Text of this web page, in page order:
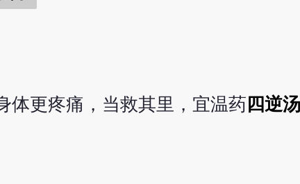
体更疼痛，当救其里，宜温药 四逆汤